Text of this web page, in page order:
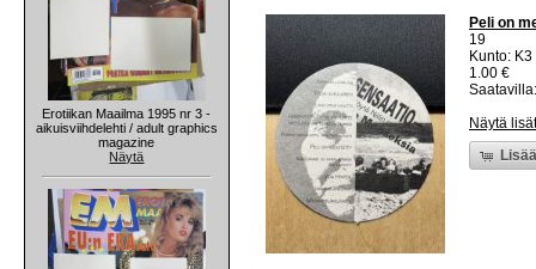
Erotiikan Maailma 1995 nr 3 -
aikuisviihdelehti / adult graphics
magazine
Näytä
Peli on
19
Kunto:
1.00 €
Näytä